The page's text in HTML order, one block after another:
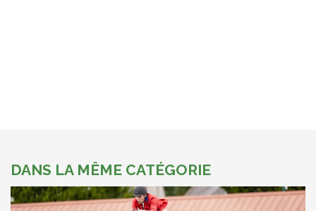
DANS LA MÊME CATÉGORIE